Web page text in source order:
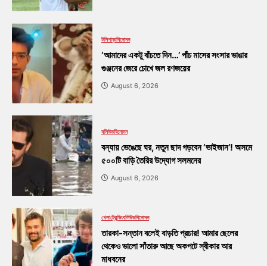
টলিপাড়াবিনোদন
‘আমাদের একটু বাঁচতে দিন…’ পাঁচ মাসের সংসার ভাঙার
গুঞ্জনের জেরে চোখে জল রণজয়ের
August 6, 2026
বলিউডবিনোদন
বন্যায় ভেঙেছে ঘর, নতুন ছাদ গড়বেন ‘ভাইজান’! অসমে
৫০০টি বাড়ি তৈরির উদ্যোগ সলমনের
August 6, 2026
খেলাট্রেন্ডিংবলিউডবিনোদন
তারকা-সন্তান বলেই বাড়তি প্রচার! আমার ছেলের
থেকেও ভালো সাঁতারু আছে অকপটে স্বীকার আর
মাধবনের